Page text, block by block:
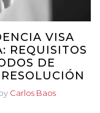
VISA
REQUISITOS
DE
Carlos Baos